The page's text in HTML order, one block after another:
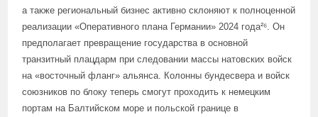
а также региональный бизнес активно склоняют к полноценной
реализации «Оперативного плана Германии» 2024 года²⁶. Он
предполагает превращение государства в основной
транзитный плацдарм при следовании массы натовских войск
на «восточный фланг» альянса. Колонны бундесвера и войск
союзников по блоку теперь смогут проходить к немецким
портам на Балтийском море и польской границе в